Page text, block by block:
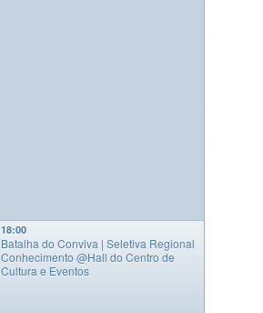
18:00
Batalha do Conviva | Seletiva Regional
Conhecimento@Hall do Centro de
Cultura e Eventos